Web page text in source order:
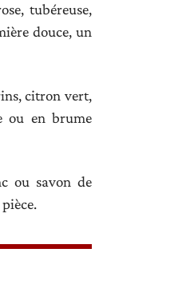
tubéreuse,
douce, un
citron vert,
ou en brume
ou savon de